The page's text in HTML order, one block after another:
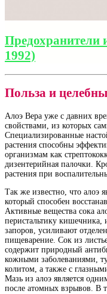
Предохранители
1992)
Польза и
Алоэ Вера уже с давних
свойствами, из которых
Специализированные
растения способны
организмам как
дизентерийная палочки.
растения при
Так же известно, что алоэ
который способен
Активные вещества сока
перистальтику кишечника,
запоров, усиливают
пищеварение. Сок из
содержит природный
кожными заболеваниями,
колитом, а также с
Мазь из алоэ является
после атомных взрывов. В